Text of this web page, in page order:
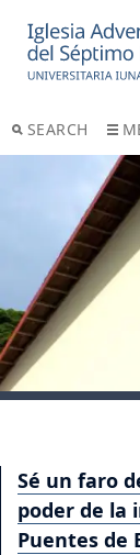
SEARCH
Sé un faro
poder de la
Puentes de